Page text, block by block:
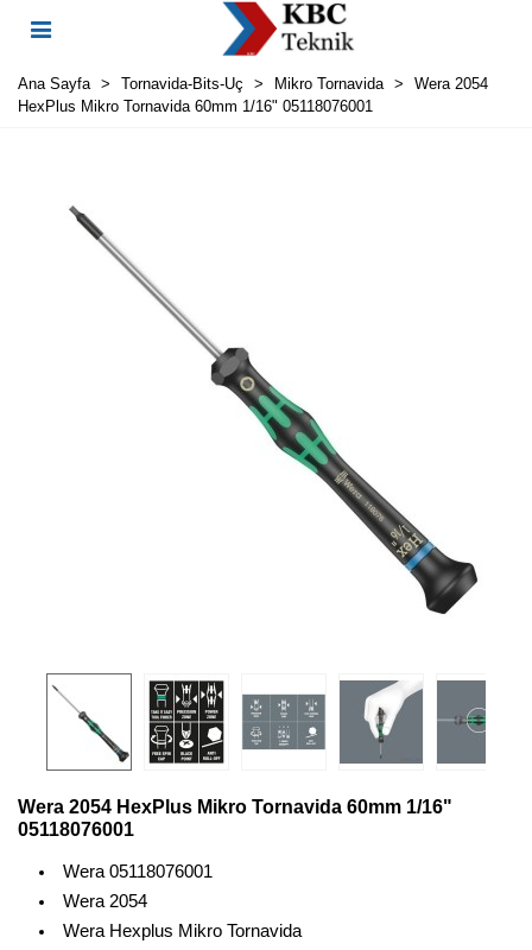
Ana Sayfa > Tornavida-Bits-Uç > Mikro Tornavida >
Wera 2054
HexPlus Mikro Tornavida 60mm 1/16" 05118076001
Wera 2054 HexPlus Mikro Tornavida 60mm 1/16"
05118076001
Wera 05118076001
Wera 2054
Wera Hexplus Mikro Tornavida